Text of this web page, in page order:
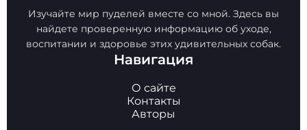
Изучайте мир пуделей вместе со мной. Здесь вы
найдете проверенную информацию об уходе,
воспитании и здоровье этих удивительных собак.
Навигация
О сайте
Контакты
Авторы